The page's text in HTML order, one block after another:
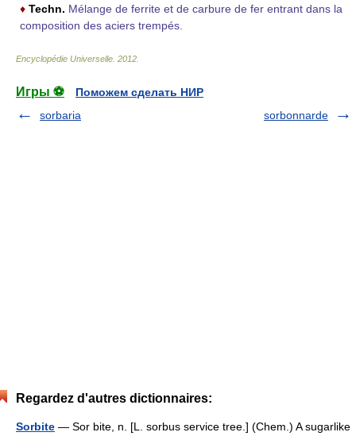
♦ Techn. Mélange de ferrite et de carbure de fer entrant dans la
composition des aciers trempés.
Encyclopédie Universelle 2012
Игры ⚽
Поможем сделать НИР
sorbaria
sorbonnarde
Regardez d'autres dictionnaires:
Sorbite — Sor bite, n. [L. sorbus service tree.] (Chem.) A sugarlike